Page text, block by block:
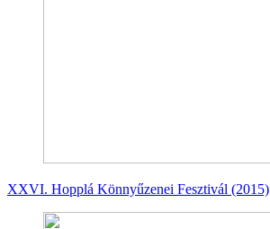
XXVI. Hopplá Könnyűzenei Fesztivál (2015)